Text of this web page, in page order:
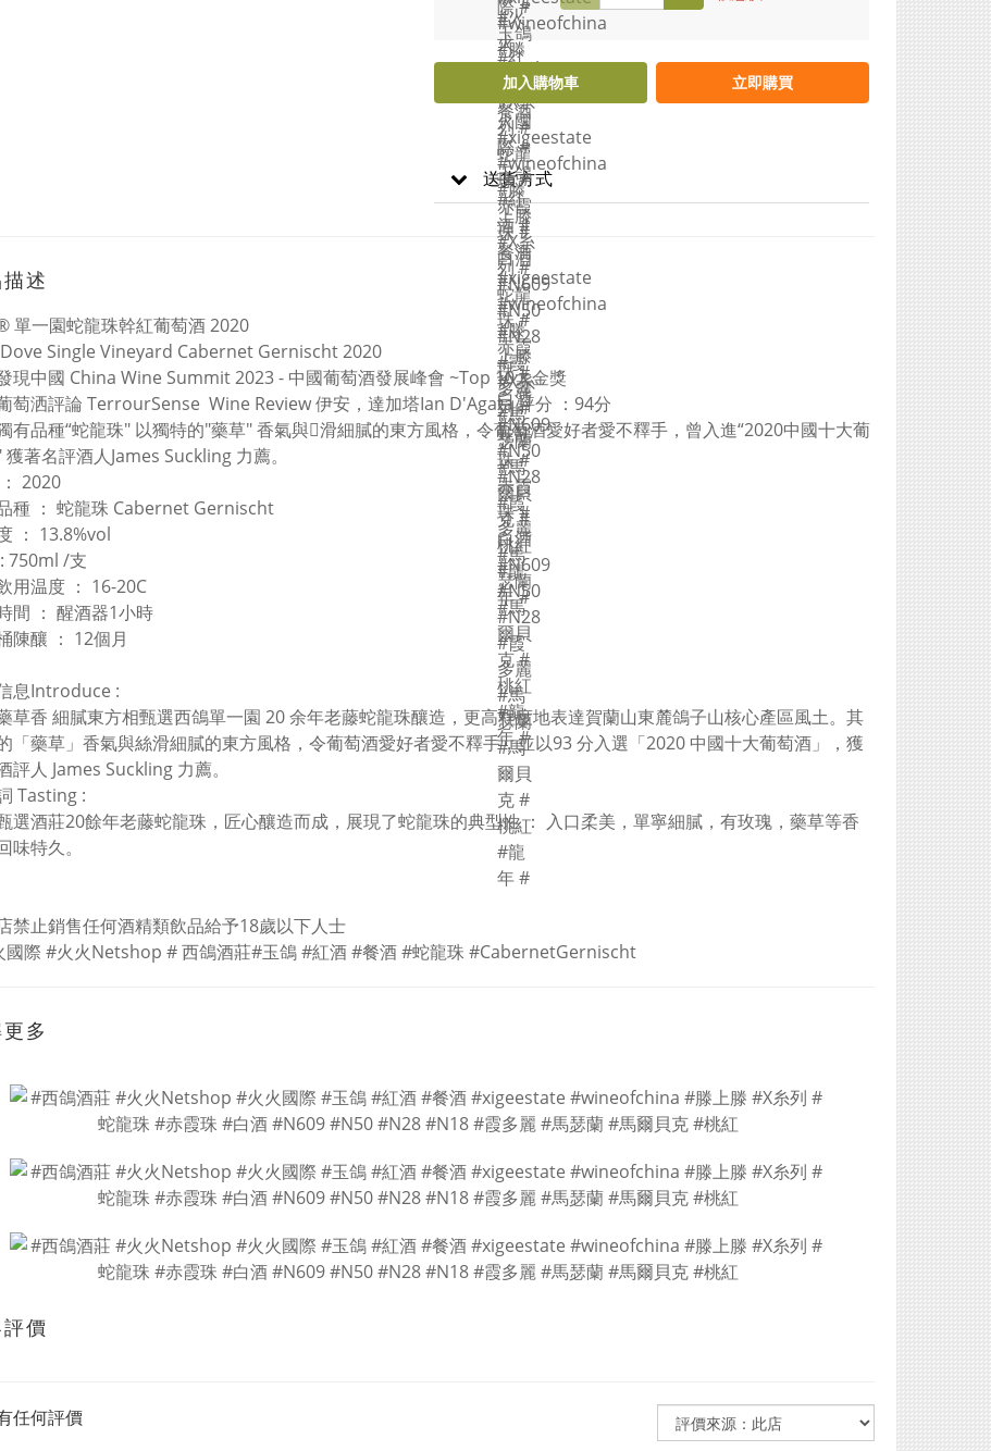
加入購物車 立即購買
送貨方式
述
單一園蛇龍珠幹紅葡萄酒 2020
Dove Single Vineyard Cabernet Gernischt 2020
現中國 China Wine Summit 2023 - 中國葡萄酒發展峰會 ~Top 10大金獎
萄洒評論 TerrourSense Wine Review 伊安，達加塔Ian D'Agata 評分 ：94分
有品種“蛇龍珠" 以獨特的"藥草" 香氣與滑細膩的東方風格，令葡萄酒愛好者愛不釋手，曾入進“2020中國十大葡
著名評酒人James Suckling 力薦。
2020
種 ： 蛇龍珠 Cabernet Gernischt
： 13.8%vol
750ml /支
用温度 ： 16-20C
間 ： 醒酒器1小時
陳釀 ： 12個月
息Introduce :
草香 細膩東方相甄選西鴿單一園 20 余年老藤蛇龍珠釀造，更高程度地表達賀蘭山東麓鴿子山核心產區風土。其
「藥草」香氣與絲滑細膩的東方風格，令葡萄酒愛好者愛不釋手，並以93 分入選「2020 中國十大葡萄酒」，獲
評人 James Suckling 力薦。
Tasting :
選酒莊20餘年老藤蛇龍珠，匠心釀造而成，展現了蛇龍珠的典型性 ： 入口柔美，單寧細膩，有玫瑰，藥草等香
味特久。
禁止銷售任何酒精類飲品給予18歲以下人士
國際 #火火Netshop # 西鴿酒莊#玉鴿 #紅酒 #餐酒 #蛇龍珠 #CabernetGernischt
多
價
任何評價